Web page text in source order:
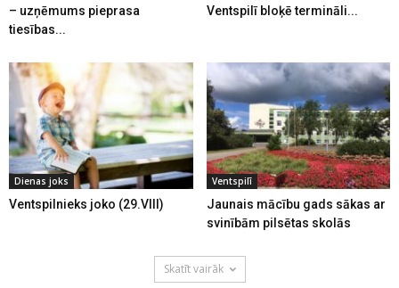
– uzņēmums pieprasa
tiesības...
Ventspilī bloķē termināli...
Dienas joks
Ventspilnieks joko (29.VIII)
Ventspilī
Jaunais mācību gads sākas ar
svinībām pilsētas skolās
Skatīt vairāk